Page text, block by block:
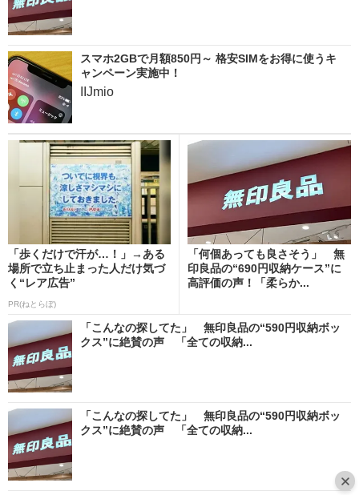
スマホ2GBで月額850円～ 格安SIMをお得に使うキ
ャンペーン実施中！
IIJmio
「歩くだけで汗が…！」→ある
場所で立ち止まった人だけ気づ
く“レア広告”
PR(ねとらぼ)
「何個あっても良さそう」 無
印良品の“690円収納ケース”に
高評価の声！「柔らか...
「こんなの探してた」 無印良品の“590円収納ボッ
クス”に絶賛の声 「全ての収納...
「こんなの探してた」 無印良品の“590円収納ボッ
クス”に絶賛の声 「全ての収納...